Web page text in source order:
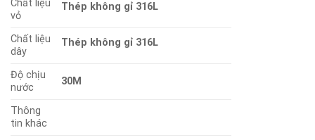
Chất liệu
vỏ
Thép không gỉ 316L
Chất liệu
dây
Thép không gỉ 316L
Độ chịu
nước
30M
Thông
tin khác